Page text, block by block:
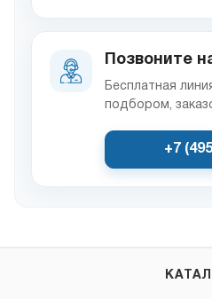
Позвоните
Бесплатная
подбором,
+7